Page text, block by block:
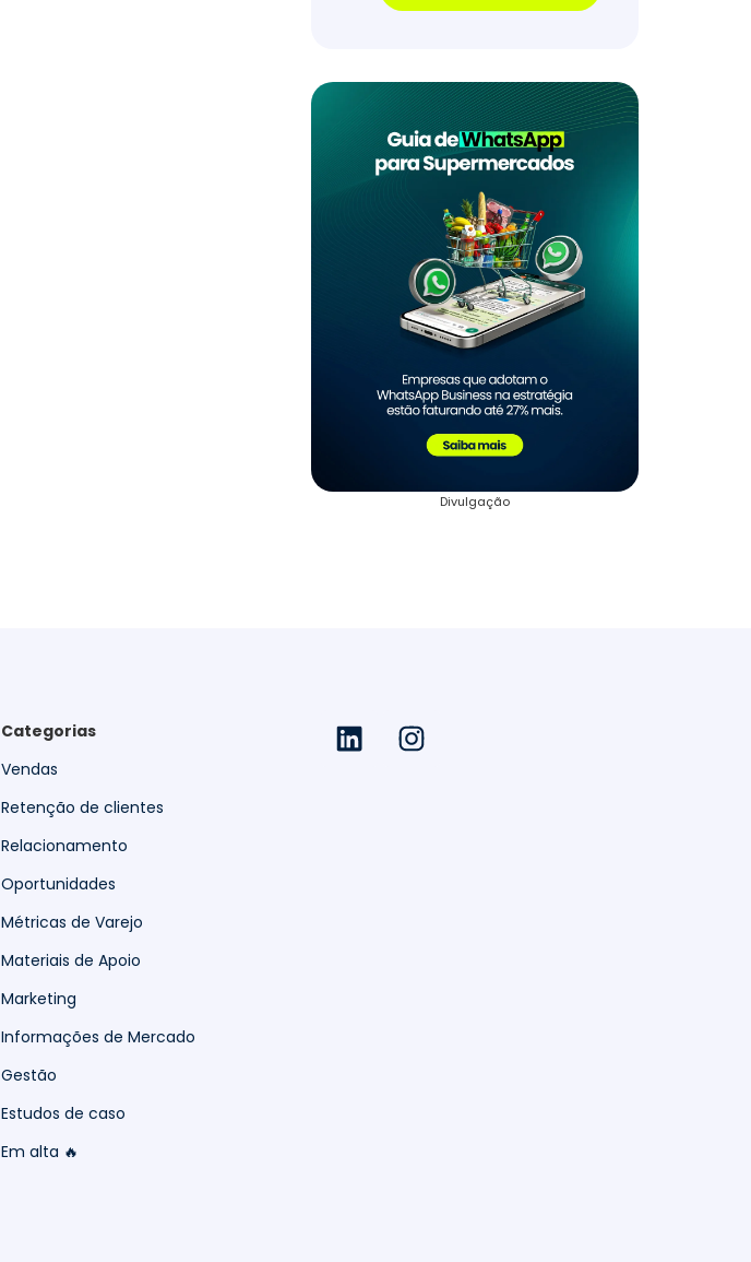
Divulgação
Categorias
Vendas
Retenção de clientes
Relacionamento
Oportunidades
Métricas de Varejo
Materiais de Apoio
Marketing
Informações de Mercado
Gestão
Estudos de caso
Em alta 🔥